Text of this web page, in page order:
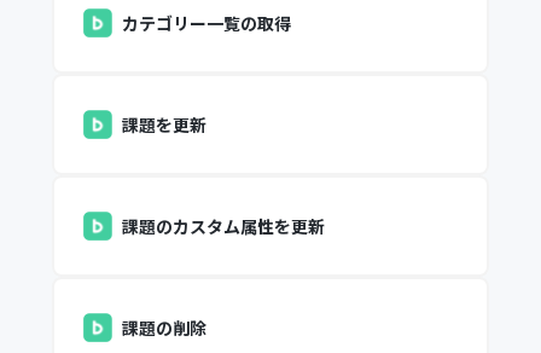
カテゴリー一覧の取得
課題を更新
課題のカスタム属性を更新
課題の削除